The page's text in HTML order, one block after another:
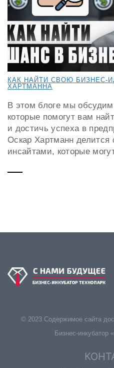
КАК НАЙТИ СВОЮ БИЗНЕС-
ХАРТМАННА
В этом блоге мы
которые помогут вам
и достичь успеха в
Оскар Хартманн
инсайтами, которые
© 2023 Содержимое сайта
Бизнес-